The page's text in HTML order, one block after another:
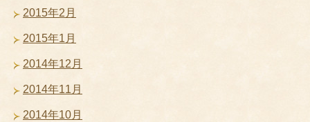
2015年2月
2015年1月
2014年12月
2014年11月
2014年10月